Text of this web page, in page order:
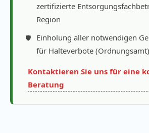
zertifizierte
Region
Einholung aller notwendigen
für Halteverbote (Ordnungsamt)
Kontaktieren Sie uns für eine
Beratung